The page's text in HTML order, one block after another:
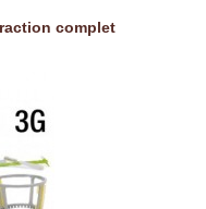
complet